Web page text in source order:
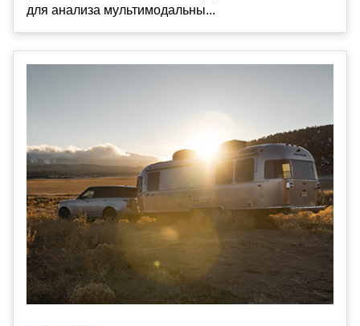
для анализа мультимодальны...